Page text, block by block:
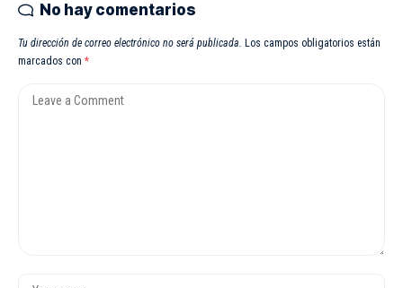
No hay comentarios
Tu dirección de correo electrónico no será publicada. Los campos obligatorios están
marcados con *